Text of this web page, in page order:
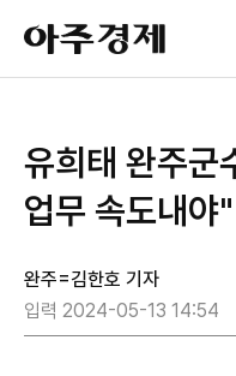
아
주
경
유희태 완주군
업무 속도내야"
완주=김한호 기자
입력 2024-05-13 14:54